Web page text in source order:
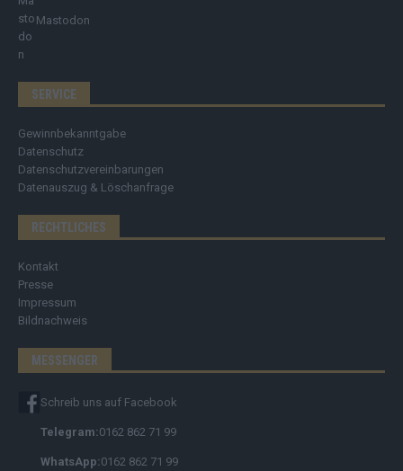
Mastodon
SERVICE
Gewinnbekanntgabe
Datenschutz
Datenschutzvereinbarungen
Datenauszug & Löschanfrage
RECHTLICHES
Kontakt
Presse
Impressum
Bildnachweis
MESSENGER
Schreib uns auf Facebook
Telegram:0162 862 71 99
WhatsApp:0162 862 71 99